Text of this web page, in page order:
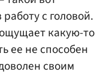
с головой.
какую-то
ее не способен
своим